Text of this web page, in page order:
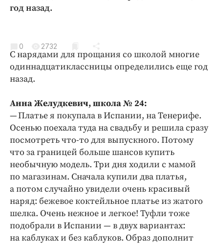
Криминал
Образование
Общество
Погода
Происшествия
Спорт
Экономика и бизнес
ПРОЕКТЫ
Блоги
Издания
Медиаперсона
Интересное чтиво
Клиника года
год назад.
0 2732
С нарядами для прощания со школой многие
одиннадцатиклассницы определились еще год
назад.
Анна Желудкевич, школа № 24:
— Платье я покупала в Испании, на Тенерифе.
Осенью поехала туда на свадьбу и решила сразу
посмотреть что-то для выпускного. Потому
что за границей больше шансов купить
необычную модель. Три дня ходили с мамой
по магазинам. Сначала купили два платья,
а потом случайно увидели очень красивый
наряд: бежевое коктейльное платье из жатого
шелка. Очень нежное и легкое! Туфли тоже
подобрали в Испании — в двух вариантах:
на каблуках и без каблуков. Образ дополнит